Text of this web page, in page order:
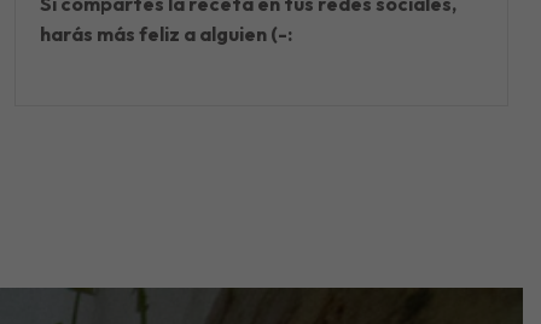
harás más feliz a alguien (-: